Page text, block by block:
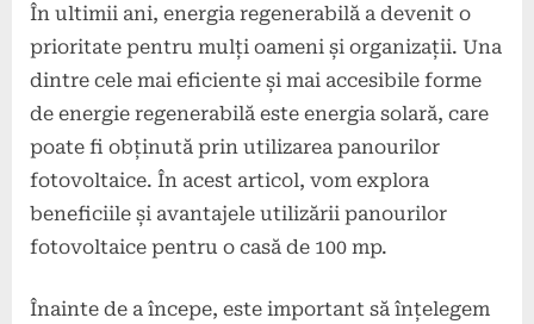
În ultimii ani, energia regenerabilă a devenit o
prioritate pentru mulți oameni și organizații. Una
dintre cele mai eficiente și mai accesibile forme
de energie regenerabilă este energia solară, care
poate fi obținută prin utilizarea panourilor
fotovoltaice. În acest articol, vom explora
beneficiile și avantajele utilizării panourilor
fotovoltaice pentru o casă de 100 mp.
Înainte de a începe, este important să înțelegem